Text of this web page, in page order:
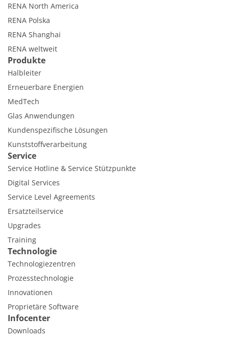
RENA North America
RENA Polska
RENA Shanghai
RENA weltweit
Produkte
Halbleiter
Erneuerbare Energien
MedTech
Glas Anwendungen
Kundenspezifische Lösungen
Kunststoffverarbeitung
Service
Service Hotline & Service Stützpunkte
Digital Services
Service Level Agreements
Ersatzteilservice
Upgrades
Training
Technologie
Technologiezentren
Prozesstechnologie
Innovationen
Proprietäre Software
Infocenter
Downloads